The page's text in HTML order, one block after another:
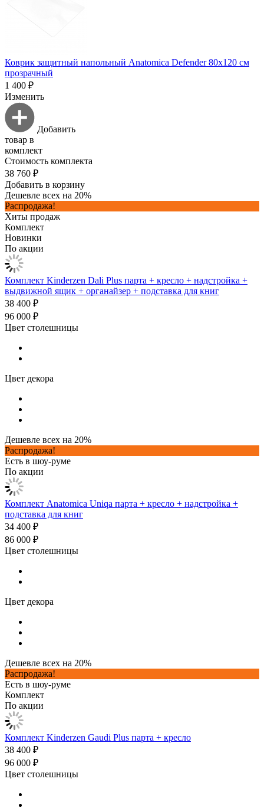
Коврик защитный напольный Anatomica Defender 80х120 см
прозрачный
1 400 ₽
Изменить
Добавить
товар в
комплект
Стоимость комплекта
38 760 ₽
Добавить в корзину
Дешевле всех на 20%
Распродажа!
Хиты продаж
Комплект
Новинки
По акции
Комплект Kinderzen Dali Plus парта + кресло + надстройка +
выдвижной ящик + органайзер + подставка для книг
38 400 ₽
96 000 ₽
Цвет столешницы
Цвет декора
Дешевле всех на 20%
Распродажа!
Есть в шоу-руме
По акции
Комплект Anatomica Uniqa парта + кресло + надстройка +
подставка для книг
34 400 ₽
86 000 ₽
Цвет столешницы
Цвет декора
Дешевле всех на 20%
Распродажа!
Есть в шоу-руме
Комплект
По акции
Комплект Kinderzen Gaudi Plus парта + кресло
38 400 ₽
96 000 ₽
Цвет столешницы